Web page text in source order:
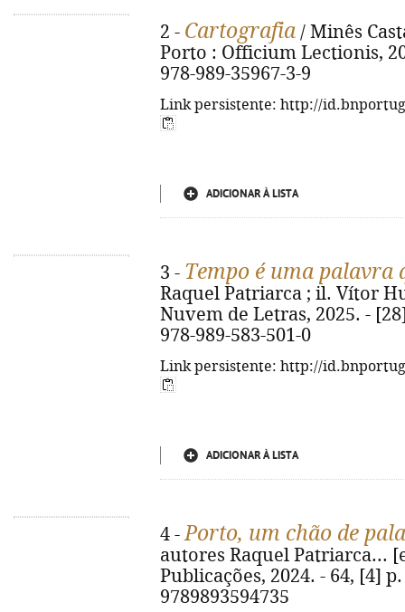
2 - Cartografia / Minês
Porto : Officium Lectionis,
978-989-35967-3-9
Link persistente: http://
ADICIONAR À LISTA
3 - Tempo é uma palavra
Raquel Patriarca ; il. Vítor
Nuvem de Letras, 2025. -
978-989-583-501-0
Link persistente: http://
ADICIONAR À LISTA
4 -Porto, um chão de
autores Raquel Patriarca...
Publicações, 2024. - 64, [4]
9789893594735